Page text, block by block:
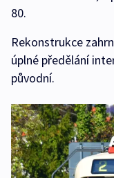
80.
Rekonstrukce
úplné předělání
původní.